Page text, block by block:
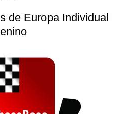
de Europa Individual